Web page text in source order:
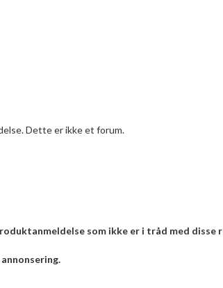
Dette er ikke et forum.
som ikke er i tråd med disse